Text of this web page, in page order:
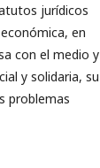
jurídicos
en
con el medio y
y solidaria, su
problemas